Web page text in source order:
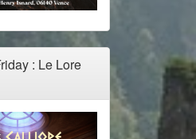
: Le Lore